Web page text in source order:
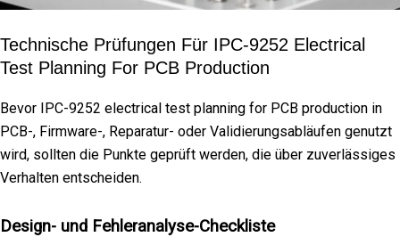
Technische Prüfungen Für IPC-9252 Electrical
Test Planning For PCB Production
Bevor IPC-9252 electrical test planning for PCB production in
PCB-, Firmware-, Reparatur- oder Validierungsabläufen genutzt
wird, sollten die Punkte geprüft werden, die über zuverlässiges
Verhalten entscheiden.
Design- und Fehleranalyse-Checkliste